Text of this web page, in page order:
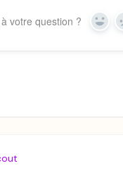
votre question ? Yes